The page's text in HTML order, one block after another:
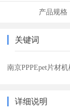
产品规格
关键词
南京PPPEpet片材
详细说明